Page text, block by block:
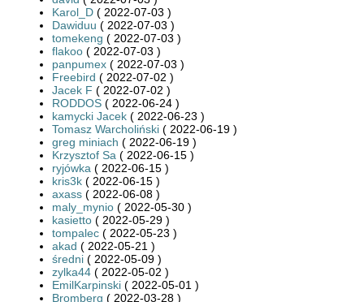
Karol_D ( 2022-07-03 )
Dawiduu ( 2022-07-03 )
tomekeng ( 2022-07-03 )
flakoo ( 2022-07-03 )
panpumex ( 2022-07-03 )
Freebird ( 2022-07-02 )
Jacek F ( 2022-07-02 )
RODDOS ( 2022-06-24 )
kamycki Jacek ( 2022-06-23 )
Tomasz Warcholiński ( 2022-06-19 )
greg miniach ( 2022-06-19 )
Krzysztof Sa ( 2022-06-15 )
ryjówka ( 2022-06-15 )
kris3k ( 2022-06-15 )
axass ( 2022-06-08 )
maly_mynio ( 2022-05-30 )
kasietto ( 2022-05-29 )
tompalec ( 2022-05-23 )
akad ( 2022-05-21 )
średni ( 2022-05-09 )
zylka44 ( 2022-05-02 )
EmilKarpinski ( 2022-05-01 )
Bromberg ( 2022-03-28 )